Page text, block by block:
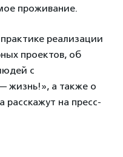
проживание.
реализации
проектов, об
с
жизнь!», а также о
расскажут на пресс-